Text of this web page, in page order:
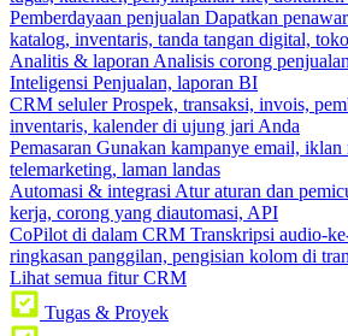
Pemberdayaan penjualan Dapatkan
katalog, inventaris, tanda tangan digital,
Analitis & laporan Analisis corong
Inteligensi Penjualan, laporan BI
CRM seluler Prospek, transaksi, invois,
inventaris, kalender di ujung jari Anda
Pemasaran Gunakan kampanye email, iklan
telemarketing, laman landas
Automasi & integrasi Atur aturan dan
kerja, corong yang diautomasi, API
CoPilot di dalam CRM Transkripsi audio-
ringkasan panggilan, pengisian kolom di
Lihat semua fitur CRM
Tugas & Proyek